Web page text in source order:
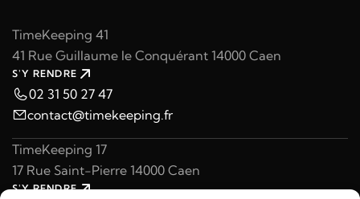
TimeKeeping 41
41 Rue Guillaume le Conquérant 14000 Caen
S'Y RENDRE
02 31 50 27 47
contact@timekeeping.fr
TimeKeeping 17
17 Rue Saint-Pierre 14000 Caen
S'Y RENDRE